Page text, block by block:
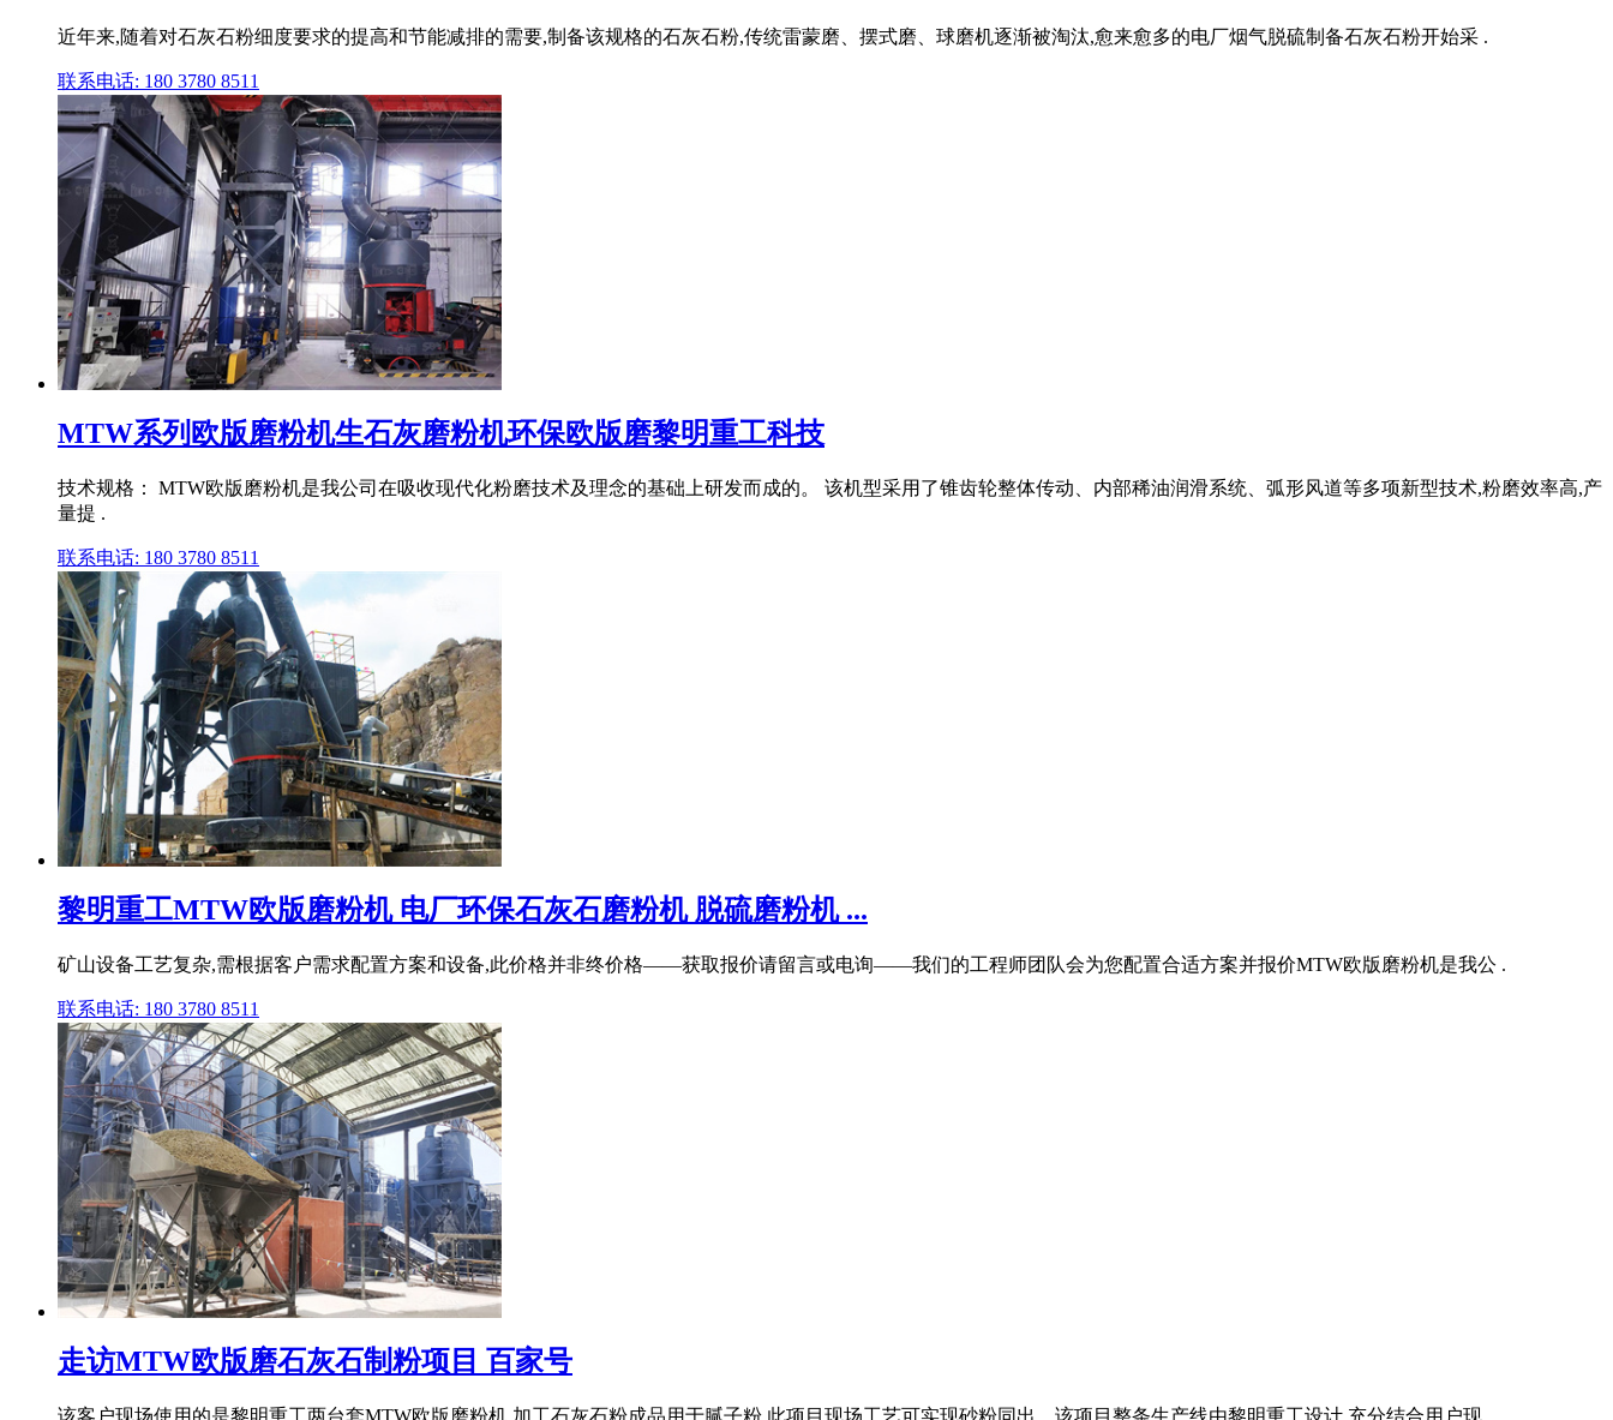
近年来,随着对石灰石粉细度要求的提高和节能减排的需要,制备该规格的石灰石粉,传统雷蒙磨、摆式磨、球磨机逐渐被淘汰,愈来愈多的电厂烟气脱硫制备石灰石粉开始采 .
联系电话: 180 3780 8511
MTW系列欧版磨粉机生石灰磨粉机环保欧版磨黎明重工科技
技术规格： MTW欧版磨粉机是我公司在吸收现代化粉磨技术及理念的基础上研发而成的。 该机型采用了锥齿轮整体传动、内部稀油润滑系统、弧形风道等多项新型技术,粉磨效率高,产
量提 .
联系电话: 180 3780 8511
黎明重工MTW欧版磨粉机 电厂环保石灰石磨粉机 脱硫磨粉机 ...
矿山设备工艺复杂,需根据客户需求配置方案和设备,此价格并非终价格——获取报价请留言或电询——我们的工程师团队会为您配置合适方案并报价MTW欧版磨粉机是我公 .
联系电话: 180 3780 8511
走访MTW欧版磨石灰石制粉项目 百家号
该客户现场使用的是黎明重工两台套MTW欧版磨粉机,加工石灰石粉成品用于腻子粉,此项目现场工艺可实现砂粉同出。该项目整条生产线由黎明重工设计,充分结合用户现 .